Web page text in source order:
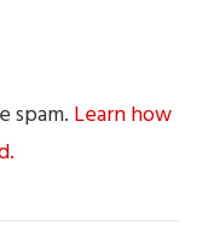
spam. Learn how